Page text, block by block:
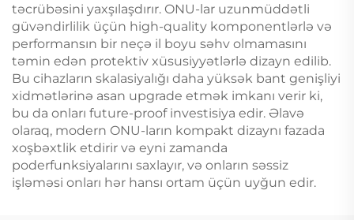
təcrübəsini yaxşılaşdırır. ONU-lar uzunmüddətli
güvəndirlilik üçün high-quality komponentlərlə və
performansın bir neçə il boyu səhv olmamasını
təmin edən protektiv xüsusiyyətlərlə dizayn edilib.
Bu cihazların skalasiyalığı daha yüksək bant genişliyi
xidmətlərinə asan upgrade etmək imkanı verir ki,
bu da onları future-proof investisiya edir. Əlavə
olaraq, modern ONU-ların kompakt dizaynı fazada
xoşbəxtlik etdirir və eyni zamanda
poderfunksiyalarını saxlayır, və onların səssiz
işləməsi onları hər hansı ortam üçün uyğun edir.